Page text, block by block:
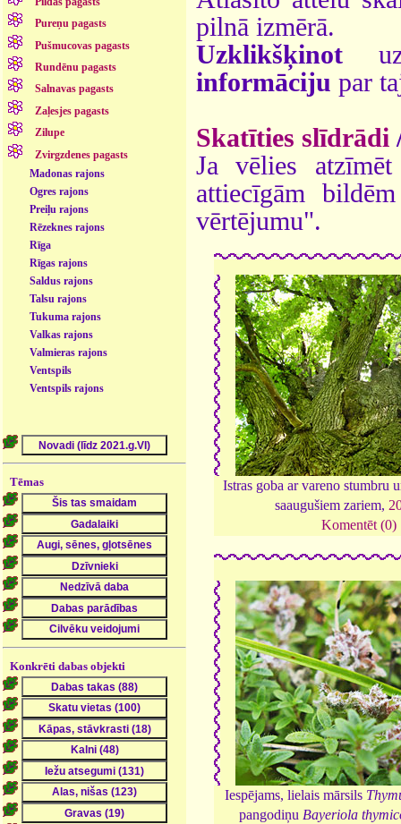
Pureņu pagasts
Pušmucovas pagasts
Rundēnu pagasts
Salnavas pagasts
Zaļesjes pagasts
Zilupe
Zvirgzdenes pagasts
Madonas rajons
Ogres rajons
Preiļu rajons
Rēzeknes rajons
Rīga
Rīgas rajons
Saldus rajons
Talsu rajons
Tukuma rajons
Valkas rajons
Valmieras rajons
Ventspils
Ventspils rajons
Tēmas
Konkrēti dabas objekti
pilnā izmērā.
Uzklikšķinot
informāciju par
Skatīties slīdrādi
Ja vēlies
attiecīgām
vērtējumu".
Istras goba ar vareno stumbru
saaugušiem zariem,
Komentēt (0)
Iespējams, lielais mārsils
pangodiņu Bayeriola